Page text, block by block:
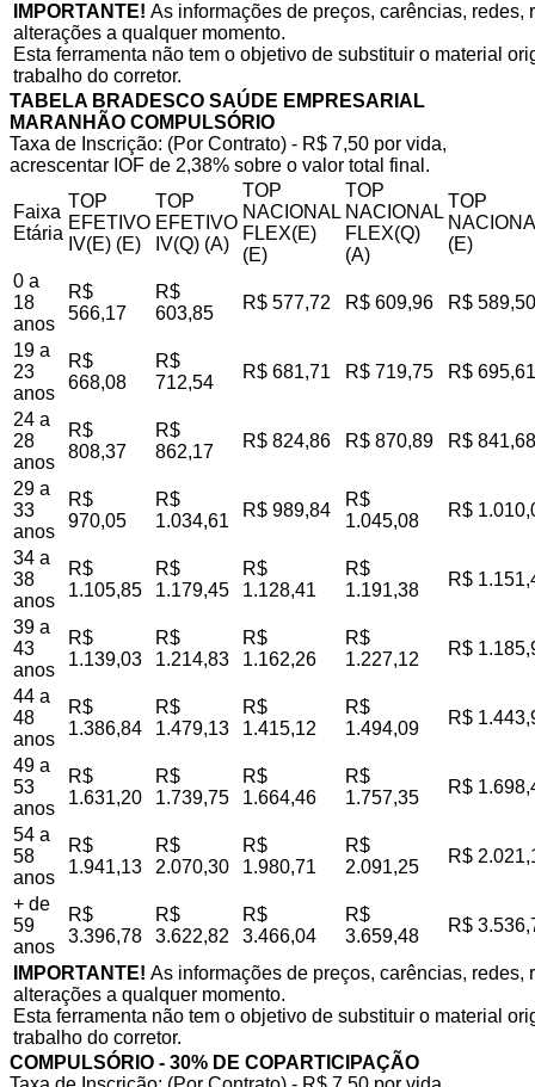
IMPORTANTE! As informações de preços, carências,
alterações a qualquer momento.
Esta ferramenta não tem o objetivo de substituir o material
trabalho do corretor.
TABELA BRADESCO SAÚDE EMPRESARIAL
MARANHÃO COMPULSÓRIO
Taxa de Inscrição: (Por Contrato) - R$ 7,50 por vida,
acrescentar IOF de 2,38% sobre o valor total final.
Faixa
Etária
TOP
EFETIVO
IV(E) (E)
TOP
EFETIVO
IV(Q) (A)
TOP
NACIONAL
FLEX(E)
(E)
TOP
NACIONAL
FLEX(Q)
(A)
TOP
(E)
0 a
18
anos
R$
566,17
R$
603,85
R$ 577,72 R$ 609,96 R$ 589,50
19 a
23
anos
R$
668,08
R$
712,54
R$ 681,71 R$ 719,75 R$ 695,61
24 a
28
anos
R$
808,37
R$
862,17
R$ 824,86 R$ 870,89 R$ 841,68
29 a
33
anos
R$
970,05
R$
1.034,61
R$ 989,84
R$
1.045,08
R$
34 a
38
anos
R$
1.105,85
R$
1.179,45
R$
1.128,41
R$
1.191,38
R$
39 a
43
anos
R$
1.139,03
R$
1.214,83
R$
1.162,26
R$
1.227,12
R$
44 a
48
anos
R$
1.386,84
R$
1.479,13
R$
1.415,12
R$
1.494,09
R$
49 a
53
anos
R$
1.631,20
R$
1.739,75
R$
1.664,46
R$
1.757,35
R$
54 a
58
anos
R$
1.941,13
R$
2.070,30
R$
1.980,71
R$
2.091,25
R$
+ de
59
anos
R$
3.396,78
R$
3.622,82
R$
3.466,04
R$
3.659,48
R$
IMPORTANTE! As informações de preços, carências,
alterações a qualquer momento.
Esta ferramenta não tem o objetivo de substituir o material
trabalho do corretor.
COMPULSÓRIO - 30% DE COPARTICIPAÇÃO